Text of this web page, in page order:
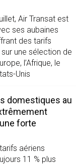
Air Transat est
ses aubaines
des tarifs
une sélection de
l’Afrique, le
Unis
domestiques au
forte
aériens
11 % plus